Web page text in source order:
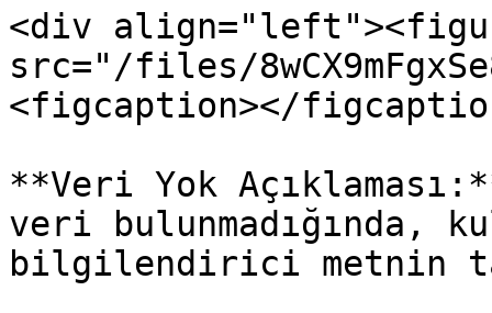
<div
src="/files/
<figcaption></
**Veri Yok
veri bulunmadığında,
bilgilendirici metnin